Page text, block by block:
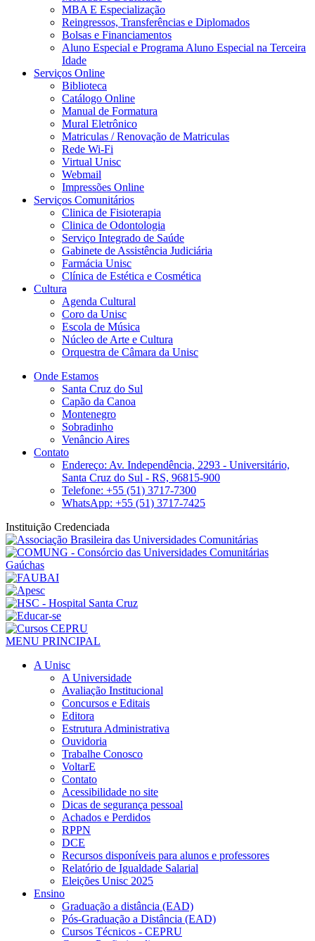
MBA E Especialização
Reingressos, Transferências e Diplomados
Bolsas e Financiamentos
Aluno Especial e Programa Aluno Especial na Terceira
Idade
Serviços Online
Biblioteca
Catálogo Online
Manual de Formatura
Mural Eletrônico
Matriculas / Renovação de Matriculas
Rede Wi-Fi
Virtual Unisc
Webmail
Impressões Online
Serviços Comunitários
Clinica de Fisioterapia
Clinica de Odontologia
Serviço Integrado de Saúde
Gabinete de Assistência Judiciária
Farmácia Unisc
Clínica de Estética e Cosmética
Cultura
Agenda Cultural
Coro da Unisc
Escola de Música
Núcleo de Arte e Cultura
Orquestra de Câmara da Unisc
Onde Estamos
Santa Cruz do Sul
Capão da Canoa
Montenegro
Sobradinho
Venâncio Aires
Contato
Endereço: Av. Independência, 2293 - Universitário,
Santa Cruz do Sul - RS, 96815-900
Telefone: +55 (51) 3717-7300
WhatsApp: +55 (51) 3717-7425
Instituição Credenciada
MENU PRINCIPAL
A Unisc
A Universidade
Avaliação Institucional
Concursos e Editais
Editora
Estrutura Administrativa
Ouvidoria
Trabalhe Conosco
VoltarE
Contato
Acessibilidade no site
Dicas de segurança pessoal
Achados e Perdidos
RPPN
DCE
Recursos disponíveis para alunos e professores
Relatório de Igualdade Salarial
Eleições Unisc 2025
Ensino
Graduação a distância (EAD)
Pós-Graduação a Distância (EAD)
Cursos Técnicos - CEPRU